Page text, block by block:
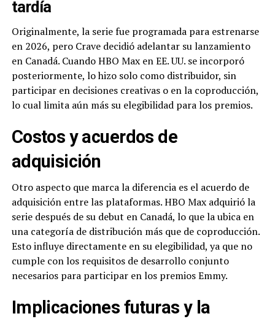
tardía
Originalmente, la serie fue programada para estrenarse
en 2026, pero Crave decidió adelantar su lanzamiento
en Canadá. Cuando HBO Max en EE. UU. se incorporó
posteriormente, lo hizo solo como distribuidor, sin
participar en decisiones creativas o en la coproducción,
lo cual limita aún más su elegibilidad para los premios.
Costos y acuerdos de
adquisición
Otro aspecto que marca la diferencia es el acuerdo de
adquisición entre las plataformas. HBO Max adquirió la
serie después de su debut en Canadá, lo que la ubica en
una categoría de distribución más que de coproducción.
Esto influye directamente en su elegibilidad, ya que no
cumple con los requisitos de desarrollo conjunto
necesarios para participar en los premios Emmy.
Implicaciones futuras y la